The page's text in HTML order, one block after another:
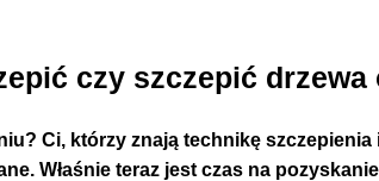
czy szczepić drzewa
Ci, którzy znają technikę szczepienia
Właśnie teraz jest czas na